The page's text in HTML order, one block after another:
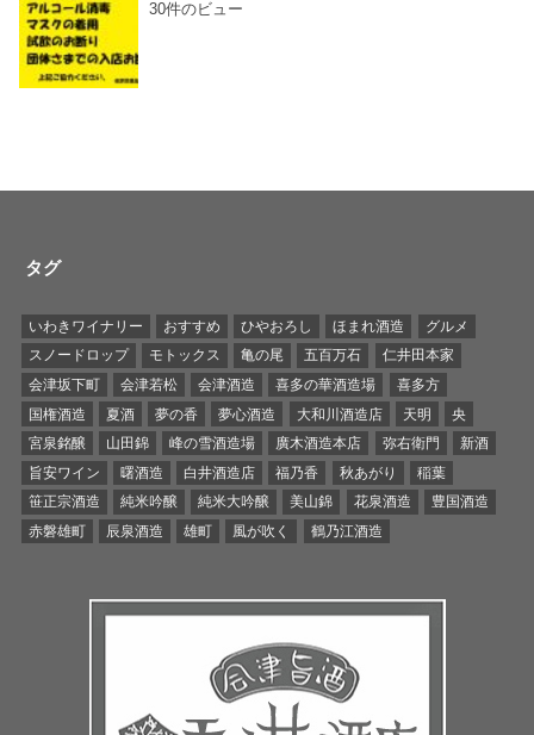
30件のビュー
タグ
いわきワイナリー おすすめ ひやおろし ほまれ酒造
グルメ
スノードロップ
モトックス 亀の尾 五百万石
仁井田本家
会津坂下町
会津若松 会津酒造 喜多の華酒造場
喜多方
国権酒造
夏酒 夢の香 夢心酒造 大和川酒造店 天明
央
宮泉銘醸
山田錦 峰の雪酒造場 廣木酒造本店 弥右衛門
新酒
旨安ワイン
曙酒造 白井酒造店 福乃香 秋あがり
稲葉
笹正宗酒造
純米吟醸 純米大吟醸 美山錦 花泉酒造
豊国酒造
赤磐雄町
辰泉酒造 雄町 風が吹く 鶴乃江酒造